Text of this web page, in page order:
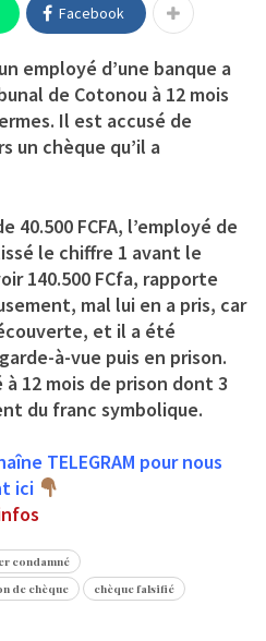
Facebook
employé d’une banque a
de Cotonou à 12 mois
Il est accusé de
un chèque qu’il a
40.500 FCFA, l’employé de
le chiffre 1 avant le
140.500 FCfa, rapporte
mal lui en a pris, car
et il a été
à-vue puis en prison.
12 mois de prison dont 3
du franc symbolique.
TELEGRAM pour nous
ici
condamné
de chèque
chèque falsifié